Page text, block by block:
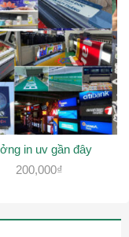
in uv gần đây
200,000₫